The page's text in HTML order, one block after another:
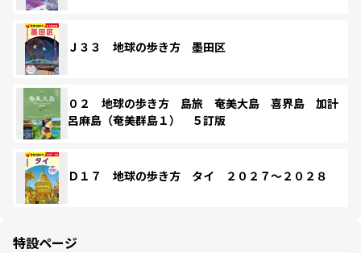
Ｊ３３ 地球の歩き方 墨田区
０２ 地球の歩き方 島旅 奄美大島 喜界島 加計
呂麻島（奄美群島１） ５訂版
Ｄ１７ 地球の歩き方 タイ ２０２７～２０２８
特設ページ